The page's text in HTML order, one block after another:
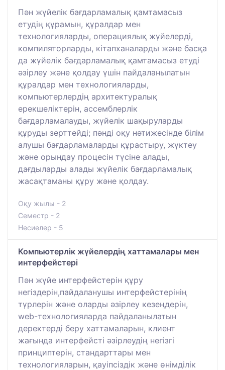
Пән жүйелік бағдарламалық қамтамасыз
етудің құрамын, құралдар мен
технологияларды, операциялық жүйелерді,
компиляторларды, кітапханаларды және басқа
да жүйелік бағдарламалық қамтамасыз етуді
әзірлеу және қолдау үшін пайдаланылатын
құралдар мен технологияларды,
компьютерлердің архитектуралық
ерекшеліктерін, ассемблерлік
бағдарламалауды, жүйелік шақыруларды
құруды зерттейді; пәнді оқу нәтижесінде білім
алушы бағдарламаларды құрастыру, жүктеу
және орындау процесін түсіне алады,
дағдыларды алады жүйелік бағдарламалық
жасақтаманы құру және қолдау.
Оқу жылы - 2
Семестр - 2
Несиелер - 5
Компьютерлік жүйелердің хаттамалары мен
интерфейстері
Пән жүйе интерфейстерін құру
негіздерін,пайдаланушы интерфейстерінің
түрлерін және оларды әзірлеу кезеңдерін,
web-технологияларда пайдаланылатын
деректерді беру хаттамаларын, клиент
жағында интерфейсті әзірлеудің негізгі
принциптерін, стандарттары мен
технологияларын, қауіпсіздік және өнімділік